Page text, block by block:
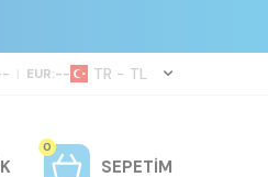
| EUR:-- TR − TL
0
SEPETIM